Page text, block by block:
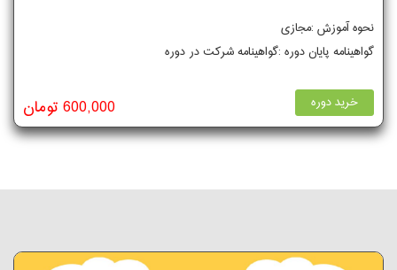
نحوه آموزش :مجازی
گواهینامه پایان دوره :گواهینامه شرکت در دوره
خرید دوره 600,000 تومان